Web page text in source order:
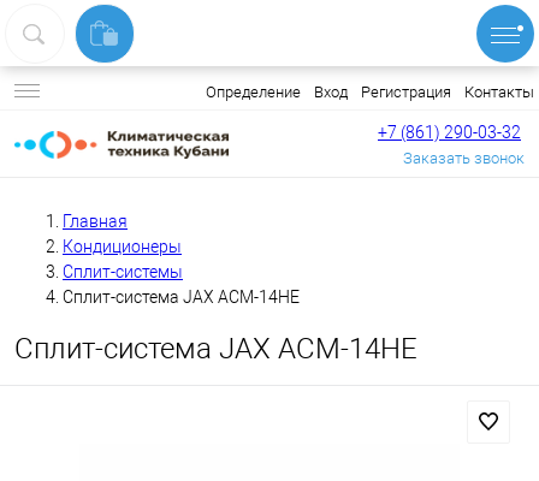
Определение Вход Регистрация Контакты
+7 (861) 290-03-32
Заказать звонок
Главная
Кондиционеры
Сплит-системы
Сплит-система JAX ACM-14HE
Сплит-система JAX ACM-14HE